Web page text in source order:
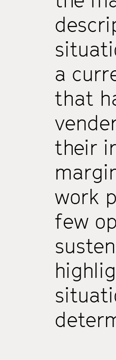
a
that
their
work
few